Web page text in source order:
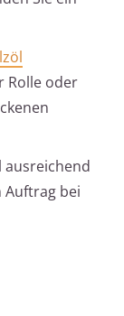
Rolle oder
ausreichend
Auftrag bei